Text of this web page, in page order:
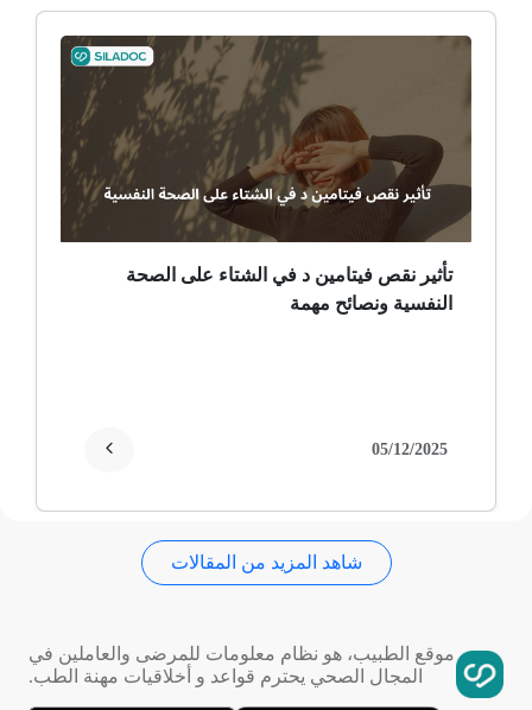
ألم وعائي وجهي
ضمور عصبي ألمي
حساسية
ثعلبة
ألزهايمر (مرض)
تمدد الأوعية الدموية
تأثير نقص فيتامين د في الشتاء على الصحة
النفسية ونصائح مهمة
05/12/2025
شاهد المزيد من المقالات
موقع الطبيب، هو نظام معلومات للمرضى والعاملين في
المجال الصحي يحترم قواعد و أخلاقيات مهنة الطب.